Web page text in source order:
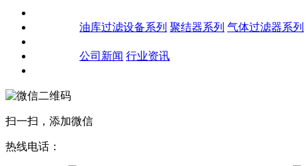
油库过滤设备系列 聚结器系列 气体过滤器系列
公司新闻 行业资讯
扫一扫，添加微信
热线电话：